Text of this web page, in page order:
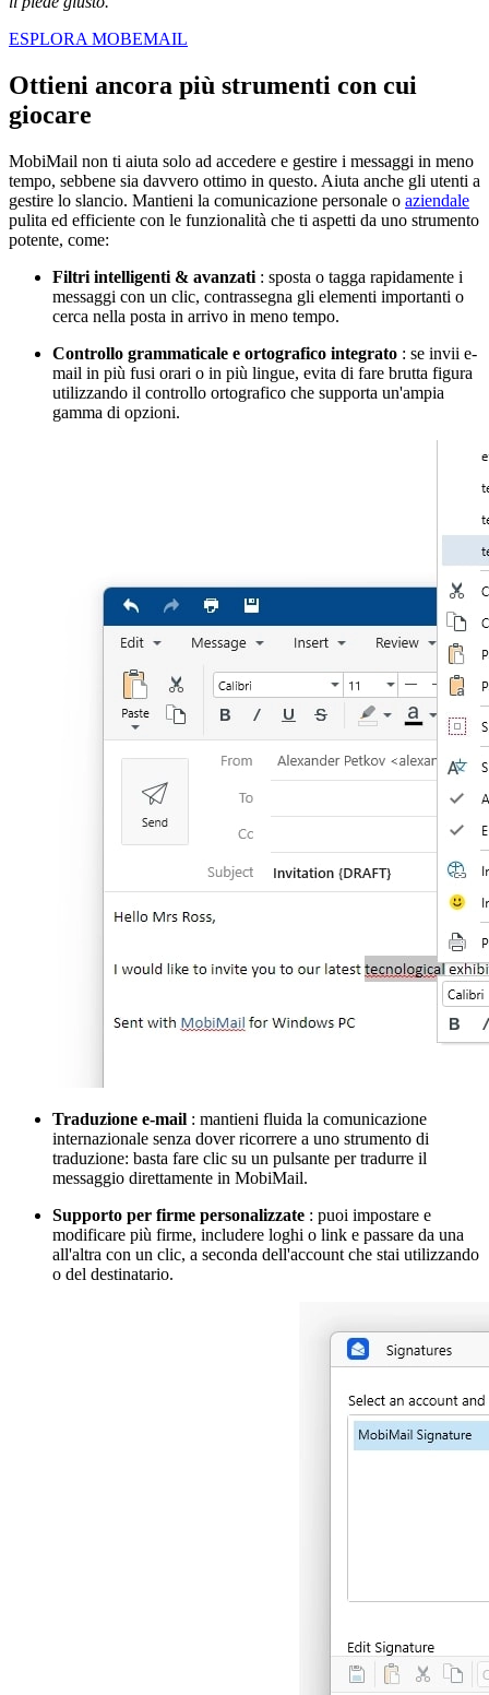
ESPLORA MOBEMAIL
Ottieni ancora più strumenti con cui
giocare
MobiMail non ti aiuta solo ad accedere e gestire i messaggi in meno
tempo, sebbene sia davvero ottimo in questo. Aiuta anche gli utenti a
gestire lo slancio. Mantieni la comunicazione personale o aziendale
pulita ed efficiente con le funzionalità che ti aspetti da uno strumento
potente, come:
Filtri intelligenti & avanzati : sposta o tagga rapidamente i
messaggi con un clic, contrassegna gli elementi importanti o
cerca nella posta in arrivo in meno tempo.
Controllo grammaticale e ortografico integrato : se invii e-
mail in più fusi orari o in più lingue, evita di fare brutta figura
utilizzando il controllo ortografico che supporta un'ampia
gamma di opzioni.
Traduzione e-mail : mantieni fluida la comunicazione
internazionale senza dover ricorrere a uno strumento di
traduzione: basta fare clic su un pulsante per tradurre il
messaggio direttamente in MobiMail.
Supporto per firme personalizzate : puoi impostare e
modificare più firme, includere loghi o link e passare da una
all'altra con un clic, a seconda dell'account che stai utilizzando
o del destinatario.